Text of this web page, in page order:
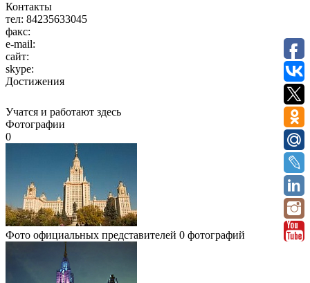
Контакты
тел: 84235633045
факс:
e-mail:
сайт:
skype:
Достижения
Учатся и работают здесь
Фотографии
0
Фото официальных представителей 0 фотографий